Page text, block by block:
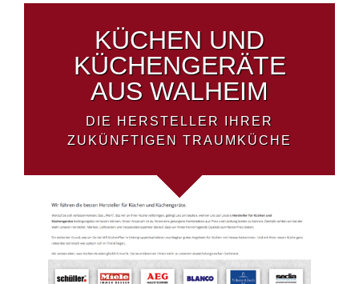
KÜCHEN UND
KÜCHENGERÄTE
AUS WALHEIM
DIE HERSTELLER IHRER
ZUKÜNFTIGEN TRAUMKÜCHE